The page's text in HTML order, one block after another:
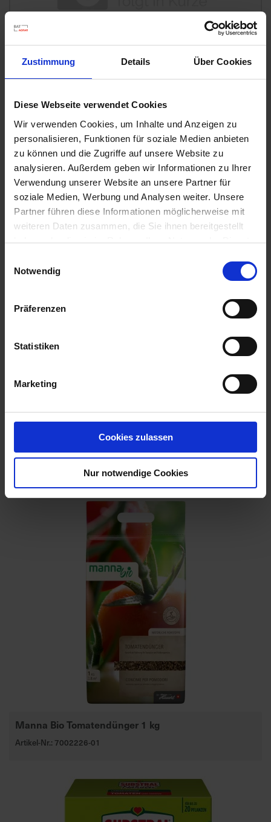
Zustimmung Details Über Cookies
Diese Webseite verwendet Cookies
Wir verwenden Cookies, um Inhalte und Anzeigen zu
personalisieren, Funktionen für soziale Medien anbieten
zu können und die Zugriffe auf unsere Website zu
analysieren. Außerdem geben wir Informationen zu Ihrer
Verwendung unserer Website an unsere Partner für
soziale Medien, Werbung und Analysen weiter. Unsere
Partner führen diese Informationen möglicherweise mit
weiteren Daten zusammen, die Sie ihnen bereitgestellt
haben oder die sie im Rahmen Ihrer Nutzung der Dienste
Notwendig
Präferenzen
Statistiken
Marketing
Cookies zulassen
Nur notwendige Cookies
Substral Herbst-Rasendünger
Artikel-Nr.: 7000790-06-cfg
Ähnliche Produkte
Manna Bio Tomatendünger 1 kg
Artikel-Nr.: 7002226-01